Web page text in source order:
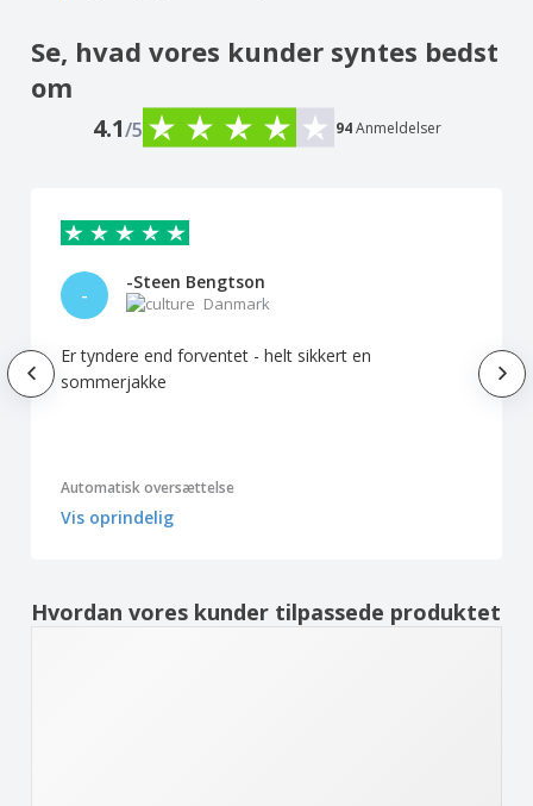
Se, hvad vores kunder syntes bedst
om
4.1/5 94 Anmeldelser
-
-Steen Bengtson
Danmark
Er tyndere end forventet - helt sikkert en
sommerjakke
Automatisk oversættelse
Vis oprindelig
Hvordan vores kunder tilpassede produktet